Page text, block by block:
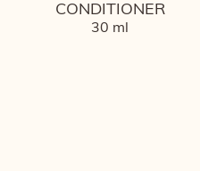
CONDITIONER
30 ml